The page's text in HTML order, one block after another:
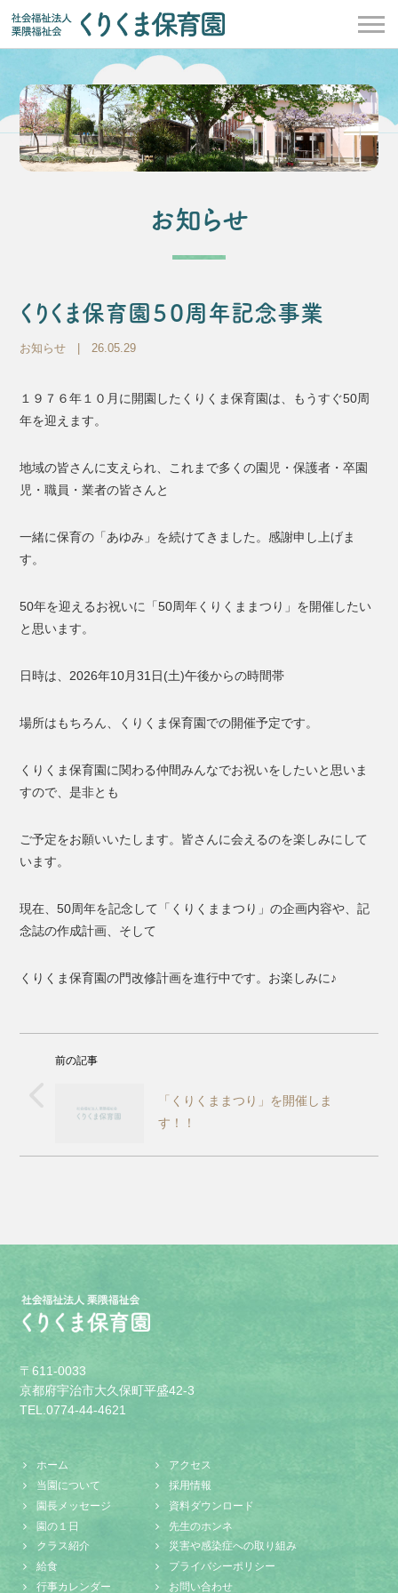
お知らせ
くりくま保育園５０周年記念事業
お知らせ | 26.05.29
１９７６年１０月に開園したくりくま保育園は、もうすぐ50周
年を迎えます。
地域の皆さんに支えられ、これまで多くの園児・保護者・卒園
児・職員・業者の皆さんと
一緒に保育の「あゆみ」を続けてきました。感謝申し上げま
す。
50年を迎えるお祝いに「50周年くりくままつり」を開催したい
と思います。
日時は、2026年10月31日(土)午後からの時間帯
場所はもちろん、くりくま保育園での開催予定です。
くりくま保育園に関わる仲間みんなでお祝いをしたいと思いま
すので、是非とも
ご予定をお願いいたします。皆さんに会えるのを楽しみにして
います。
現在、50周年を記念して「くりくままつり」の企画内容や、記
念誌の作成計画、そして
くりくま保育園の門改修計画を進行中です。お楽しみに♪
前の記事
「くりくままつり」を開催しま
す！！
〒611-0033
京都府宇治市大久保町平盛42-3
TEL.0774-44-4621
ホーム
当園について
園長メッセージ
園の１日
クラス紹介
給食
行事カレンダー
アクセス
採用情報
資料ダウンロード
先生のホンネ
災害や感染症への取り組み
プライバシーポリシー
お問い合わせ